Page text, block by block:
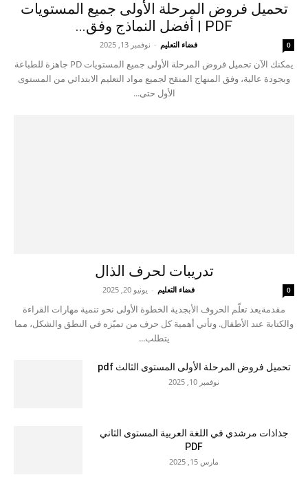
تحميل فروض المرحلة الأولى جميع المستويات
PDF | أفضل النماذج وفق...
فضاء التعليم - نوفمبر 13, 2025 0
يمكنك الآن تحميل فروض المرحلة الأولى جميع المستويات PD جاهزة للطباعة
وبجودة عالية، وفق المنهاج المنقح لجميع مواد التعليم الابتدائي من المستوى
الأول حتى...
تدريبات لحرف الذال
فضاء التعليم - يونيو 20, 2025 0
مقدمةيعد تعلّم الحروف الأبجدية الخطوة الأولى نحو تنمية مهارات القراءة
والكتابة عند الأطفال. وتأتي أهمية كل حرف من تميّزه في النطق والشكل، مما
يتطلب...
تحميل فروض المرحلة الأولى المستوى الثالث pdf
نوفمبر 10, 2025
جذاذات مرشدي في اللغة العربية المستوى الثاني
PDF
مارس 15, 2025